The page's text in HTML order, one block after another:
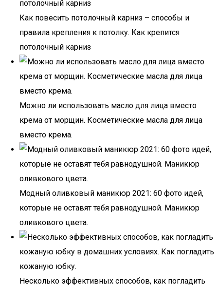
Как повесить потолочный карниз – способы и
правила крепления к потолку. Как крепится
потолочный карниз
Можно ли использовать масло для лица вместо
крема от морщин. Косметические масла для лица
вместо крема.
Модный оливковый маникюр 2021: 60 фото идей,
которые не оставят тебя равнодушной. Маникюр
оливкового цвета.
Несколько эффективных способов, как погладить